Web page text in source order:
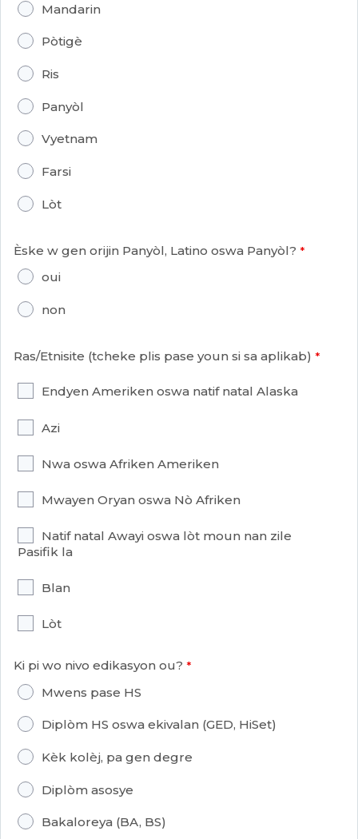
Mandarin
Pòtigè
Ris
Panyòl
Vyetnam
Farsi
Lòt
Èske w gen orijin Panyòl, Latino oswa Panyòl?
oui
non
Ras/Etnisite (tcheke plis pase youn si sa aplikab)
Endyen Ameriken oswa natif natal Alaska
Azi
Nwa oswa Afriken Ameriken
Mwayen Oryan oswa Nò Afriken
Natif natal Awayi oswa lòt moun nan zile
Pasifik la
Blan
Lòt
Ki pi wo nivo edikasyon ou?
Mwens pase HS
Diplòm HS oswa ekivalan (GED, HiSet)
Kèk kolèj, pa gen degre
Diplòm asosye
Bakaloreya (BA, BS)